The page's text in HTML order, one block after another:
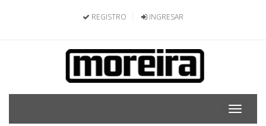
REGISTRO INGRESAR
Toggle